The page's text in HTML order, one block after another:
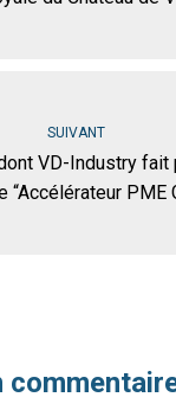
SUIVANT
VD-Industry fait
“Accélérateur PME